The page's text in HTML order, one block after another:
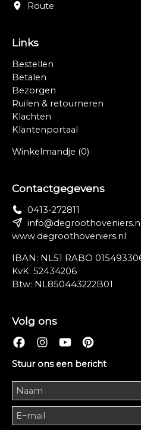
Route
Links
Bestellen
Betalen
Bezorgen
Ruilen & retourneren
Klachten
Klantenportaal
Winkelmandje (0)
Contactgegevens
0413-272811
www.degroothoveniers.nl
IBAN: NL51 RABO
KvK: 52434206
Btw: NL850443222B01
Volg ons
Stuur ons een bericht